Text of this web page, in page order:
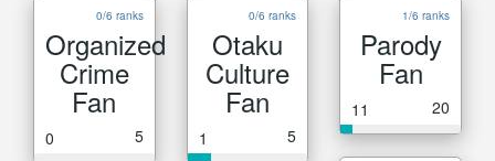
0/6 ranks
Organized
Crime
Fan
0 5
0/6 ranks
Otaku
Culture
Fan
1 5
1/6 ranks
Parody
Fan
11 20